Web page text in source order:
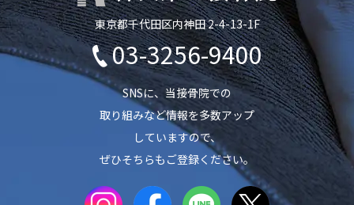
東京都千代田区内神田 2-4-13-1F
03-3256-9400
SNSに、当接骨院での
取り組みなど情報を多数アップ
していますので、
ぜひそちらもご登録ください。